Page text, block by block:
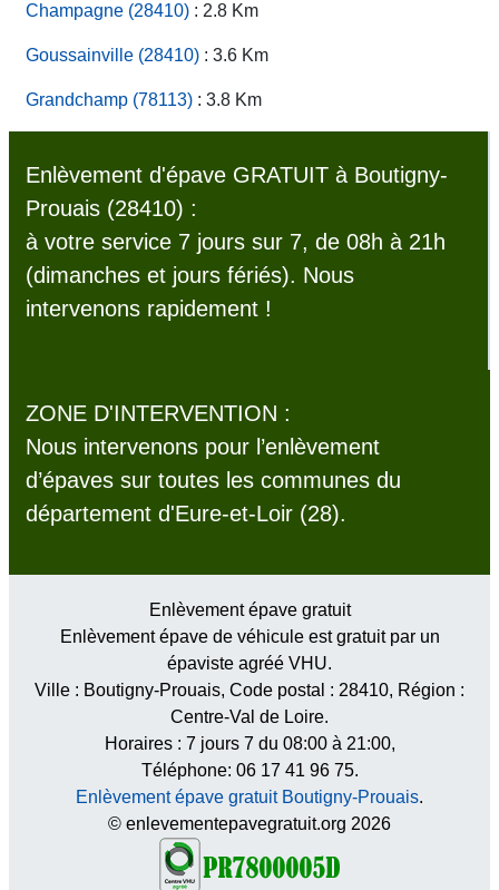
Champagne (28410) : 2.8 Km
Goussainville (28410) : 3.6 Km
Grandchamp (78113) : 3.8 Km
Enlèvement d'épave GRATUIT à Boutigny-
Prouais (28410) :
à votre service 7 jours sur 7, de 08h à 21h
(dimanches et jours fériés). Nous
intervenons rapidement !
ZONE D'INTERVENTION :
Nous intervenons pour l’enlèvement
d’épaves sur toutes les communes du
département d'Eure-et-Loir (28).
Enlèvement épave gratuit
Enlèvement épave de véhicule est gratuit par un
épaviste agréé VHU.
Ville : Boutigny-Prouais, Code postal : 28410, Région :
Centre-Val de Loire.
Horaires : 7 jours 7 du 08:00 à 21:00,
Téléphone: 06 17 41 96 75.
Enlèvement épave gratuit Boutigny-Prouais.
© enlevementepavegratuit.org 2026